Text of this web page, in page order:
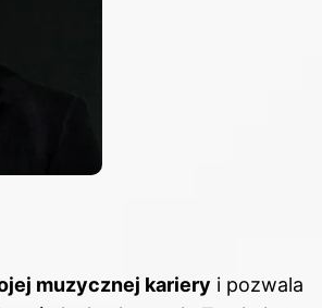
muzycznej kariery i pozwala